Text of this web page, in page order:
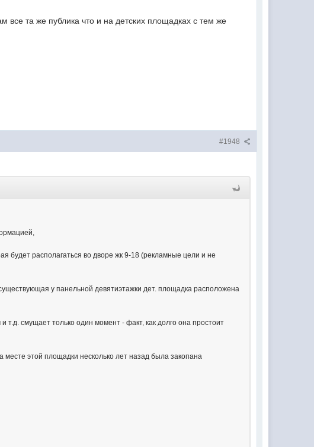
все та же публика что и на детских площадках с тем же
#1948
будет располагаться во дворе жк 9-18 (рекламные цели и не
у панельной девятиэтажки дет. площадка расположена
смущает только один момент - факт, как долго она простоит
месте этой площадки несколько лет назад была закопана